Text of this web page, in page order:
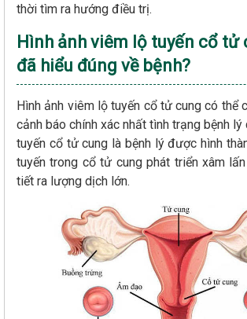
thời tìm ra hướng điều trị.
Hình ảnh viêm lộ tuyến cổ tử
đã hiểu đúng về bệnh?
Hình ảnh viêm lộ tuyến cổ tử cung có thể
cảnh báo chính xác nhất tình trạng bệnh
tuyến cổ tử cung là bệnh lý được hình
tuyến trong cổ tử cung phát triển xâm
tiết ra lượng dịch lớn.